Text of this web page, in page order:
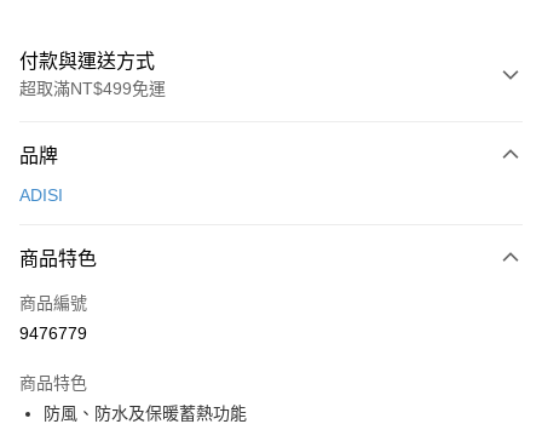
付款與運送方式
超取滿NT$499免運
信用卡一次付款
LINE Pay
Apple Pay
悠遊付
品牌
ADISI
商品特色
商品編號
9476779
商品特色
防風、防水及保暖蓄熱功能